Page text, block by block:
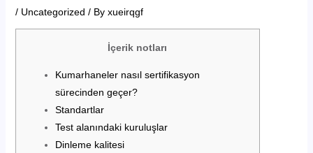
/ Uncategorized / By xueirqgf
İçerik notları
Kumarhaneler nasıl sertifikasyon
sürecinden geçer?
Standartlar
Test alanındaki kuruluşlar
Dinleme kalitesi